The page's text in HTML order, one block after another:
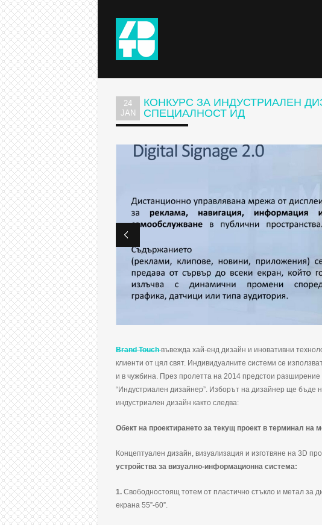
24
JAN
КОНКУРС ЗА ИНДУСТРИАЛЕН
СПЕЦИАЛНОСТ ИД
Brand Touchвъвежда хай-енд дизайн и иновативни
клиенти от цял свят. Индивидуалните системи се
и в чужбина. През пролетта на 2014 предстои
“Индустриален дизайнер”. Изборът на дизайнер ще бъде
индустриален дизайн както следва:
Обект на проектирането за текущ проект в терминал на
Концептуален дизайн, визуализация и изготвяне на 3D
устройства за визуално-информационна система:
1. Свободностоящ тотем от пластично стъкло и метал за
екрана 55”-60”.